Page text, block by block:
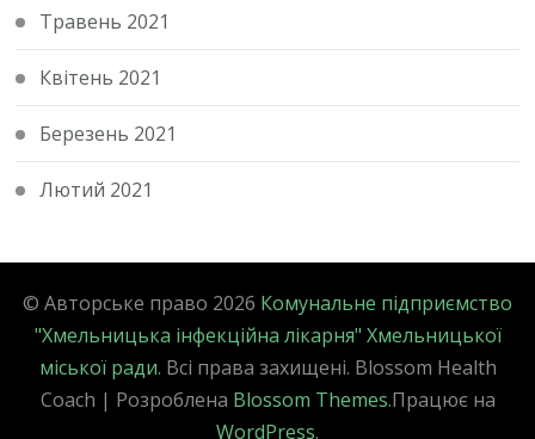
Травень 2021
Квітень 2021
Березень 2021
Лютий 2021
© Авторське право 2026 Комунальне підприємство
"Хмельницька інфекційна лікарня" Хмельницької
міської ради. Всі права захищені. Blossom Health
Coach | Розроблена Blossom Themes.Працює на
WordPress.